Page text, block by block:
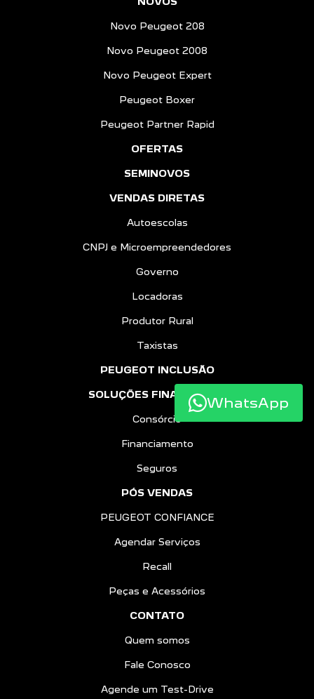
Novo Peugeot 208
Novo Peugeot 2008
Novo Peugeot Expert
Peugeot Boxer
Peugeot Partner Rapid
OFERTAS
SEMINOVOS
VENDAS DIRETAS
Autoescolas
CNPJ e Microempreendedores
Governo
Locadoras
Produtor Rural
Taxistas
PEUGEOT INCLUSÃO
SOLUÇÕES FINANCEIRAS
Consórcio
Financiamento
Seguros
PÓS VENDAS
PEUGEOT CONFIANCE
Agendar Serviços
Recall
Peças e Acessórios
CONTATO
Quem somos
Fale Conosco
Agende um Test-Drive
WhatsApp